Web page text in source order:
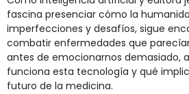
fascina presenciar cómo la
imperfecciones y desafíos, sigue
combatir enfermedades que
antes de emocionarnos demasiado,
funciona esta tecnología y qué
futuro de la medicina.